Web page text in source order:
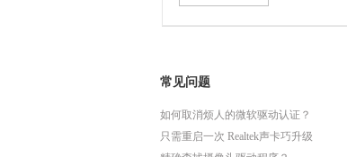
常见问题
如何取消烦人的微软驱动认证？
只需重启一次 Realtek声卡巧升级